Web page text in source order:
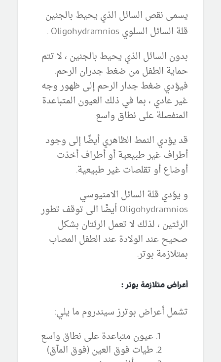
يسمى نقص السائل الذي يحيط بالجنين
قلة السائل السلوي Oligohydramnios .
بدون السائل الذي يحيط بالجنين ، لا تتم
حماية الطفل من ضغط جدران الرحم.
فيؤدي ضغط جدار الرحم إلى ظهور وجه
غير عادي ، بما في ذلك العيون المتباعدة
المنفصلة على نطاق واسع.
قد يؤدي النمط الظاهري أيضًا إلى وجود
أطراف غير طبيعية أو أطراف أخذت
أوضاع أو تقلصات غير طبيعية.
و يؤدي قلة السائل الامنيوسي
Oligohydramnios أيضًا الى توقف تطور
الرئتين ، لذلك لا تعمل الرئتان بشكل
صحيح عند الولادة عند الطفل المصاب
بمتلازمة بوتر.
أعراض متلازمة بوتر :
تشمل أعراض بوترز سيندروم ما يلي:
عيون متباعدة على نطاق واسع
طيات فوق العين (فوق المآق)